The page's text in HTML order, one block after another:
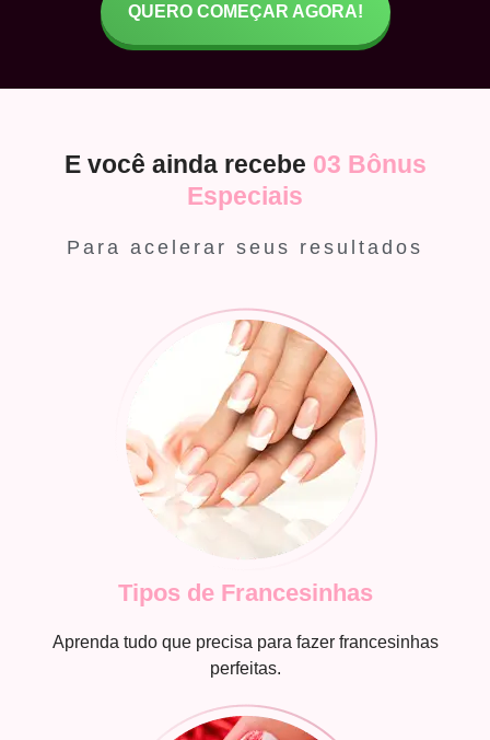
QUERO COMEÇAR AGORA!
E você ainda recebe 03 Bônus
Especiais
Para acelerar seus resultados
Tipos de Francesinhas
Aprenda tudo que precisa para fazer francesinhas
perfeitas.